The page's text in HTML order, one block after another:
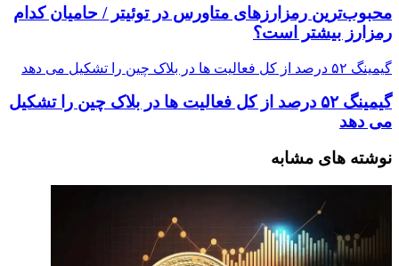
محبوب‌ترین رمزارزهای متاورس در توئیتر / حامیان کدام
رمزارز بیشتر است؟
گیمینگ ۵۲ درصد از کل فعالیت ها در بلاک چین را تشکیل می دهد
گیمینگ ۵۲ درصد از کل فعالیت ها در بلاک چین را تشکیل
می دهد
نوشته های مشابه